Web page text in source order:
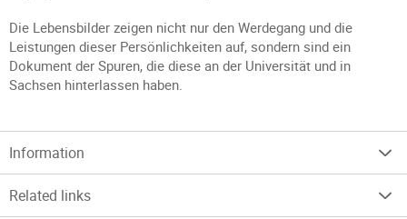
Die Lebensbilder zeigen nicht nur den Werdegang und die
Leistungen dieser Persönlichkeiten auf, sondern sind ein
Dokument der Spuren, die diese an der Universität und in
Sachsen hinterlassen haben.
Information
Related links